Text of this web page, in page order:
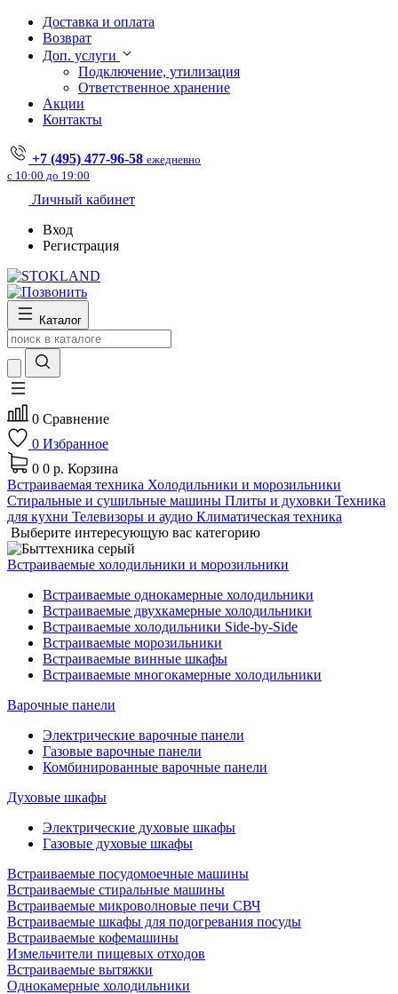
Доставка и оплата
Возврат
Доп. услуги
Подключение, утилизация
Ответственное хранение
Акции
Контакты
+7 (495) 477-96-58 ежедневно
с 10:00 до 19:00
Личный кабинет
Вход
Регистрация
Каталог
0 Сравнение
0 Избранное
0 0 р. Корзина
Встраиваемая техника Холодильники и морозильники
Стиральные и сушильные машины Плиты и духовки Техника
для кухни Телевизоры и аудио Климатическая техника
Выберите интересующую вас категорию
Встраиваемые холодильники и морозильники
Встраиваемые однокамерные холодильники
Встраиваемые двухкамерные холодильники
Встраиваемые холодильники Side-by-Side
Встраиваемые морозильники
Встраиваемые винные шкафы
Встраиваемые многокамерные холодильники
Варочные панели
Электрические варочные панели
Газовые варочные панели
Комбинированные варочные панели
Духовые шкафы
Электрические духовые шкафы
Газовые духовые шкафы
Встраиваемые посудомоечные машины
Встраиваемые стиральные машины
Встраиваемые микроволновые печи СВЧ
Встраиваемые шкафы для подогревания посуды
Встраиваемые кофемашины
Измельчители пищевых отходов
Встраиваемые вытяжки
Однокамерные холодильники